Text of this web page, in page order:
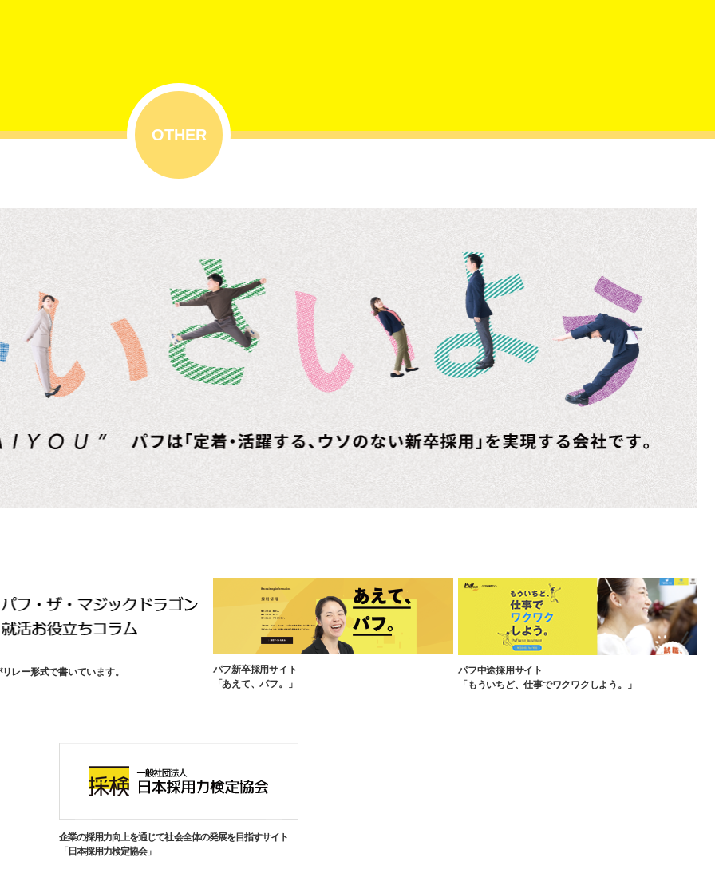
OTHER
レー形式で書いています。
パフ新卒採用サイト
「あえて、パフ。」
パフ中途採用サイト
「もういちど、仕事でワクワクしよう。」
企業の採用力向上を通じて社会全体の発展を目指すサイト
「日本採用力検定協会」